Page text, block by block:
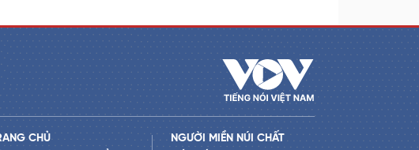
CHỦ
NGƯỜI MIỀN NÚI CHẤT